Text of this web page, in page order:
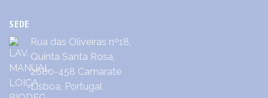
SEDE
Rua das Oliveiras nº18,
Quinta Santa Rosa,
2680-458 Camarate
Lisboa, Portugal